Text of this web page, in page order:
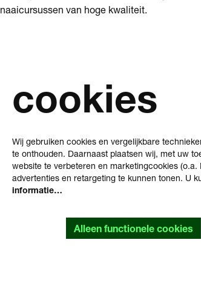
naaicursussen van hoge kwaliteit.
cookies
Wij gebruiken cookies en vergelijkbare
te onthouden. Daarnaast plaatsen wij, met uw
website te verbeteren en marketingcookies
advertenties en retargeting te kunnen tonen. U
informatie…
Alleen functionele cookies